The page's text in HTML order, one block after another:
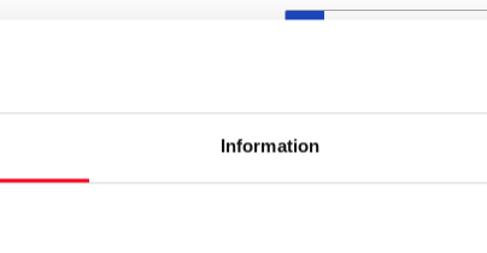
Information
däck du valt passar din
på dina befintliga
och fälg har samma
under årens lopp och inte
fabrik.